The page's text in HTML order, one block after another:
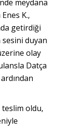
meydana
K.,
getirdiği
sesini duyan
olay
Datça
teslim oldu,